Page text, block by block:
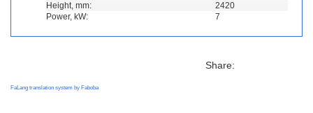
Height, mm:
2420
Power, kW:
7
Share:
FaLang translation system by Faboba